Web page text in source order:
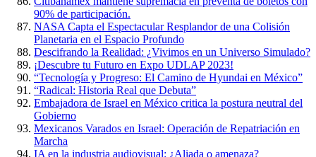
90% de participación.
NASA Capta el Espectacular Resplandor de una Colisión
Planetaria en el Espacio Profundo
Descifrando la Realidad: ¿Vivimos en un Universo Simulado?
¡Descubre tu Futuro en Expo UDLAP 2023!
“Tecnología y Progreso: El Camino de Hyundai en México”
“Radical: Historia Real que Debuta”
Embajadora de Israel en México critica la postura neutral del
Gobierno
Mexicanos Varados en Israel: Operación de Repatriación en
Marcha
IA en la industria audiovisual: ¿Aliada o amenaza?